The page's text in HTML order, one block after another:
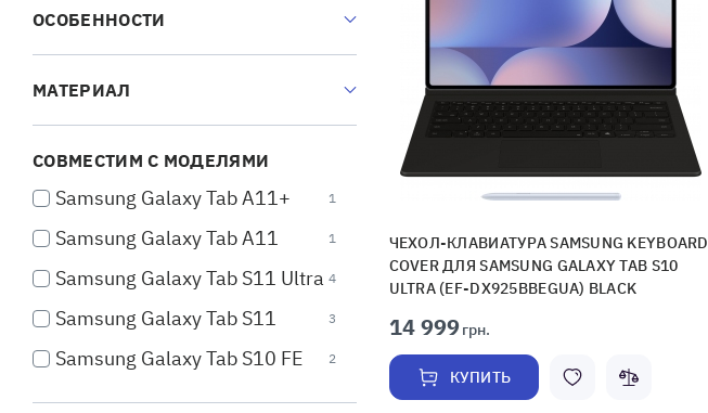
ЧЕХОЛ-КЛАВИАТУРА SAMSUNG KEYBOARD
COVER ДЛЯ SAMSUNG GALAXY TAB S10
ULTRA (EF-DX925BBEGUA) BLACK
14 999грн.
КУПИТЬ
ОСОБЕННОСТИ
МАТЕРИАЛ
СОВМЕСТИМ С МОДЕЛЯМИ
Samsung Galaxy Tab A11+ 1
Samsung Galaxy Tab A11 1
Samsung Galaxy Tab S11 Ultra 4
Samsung Galaxy Tab S11 3
Samsung Galaxy Tab S10 FE 2
Samsung Galaxy Tab S10 FE+ 3